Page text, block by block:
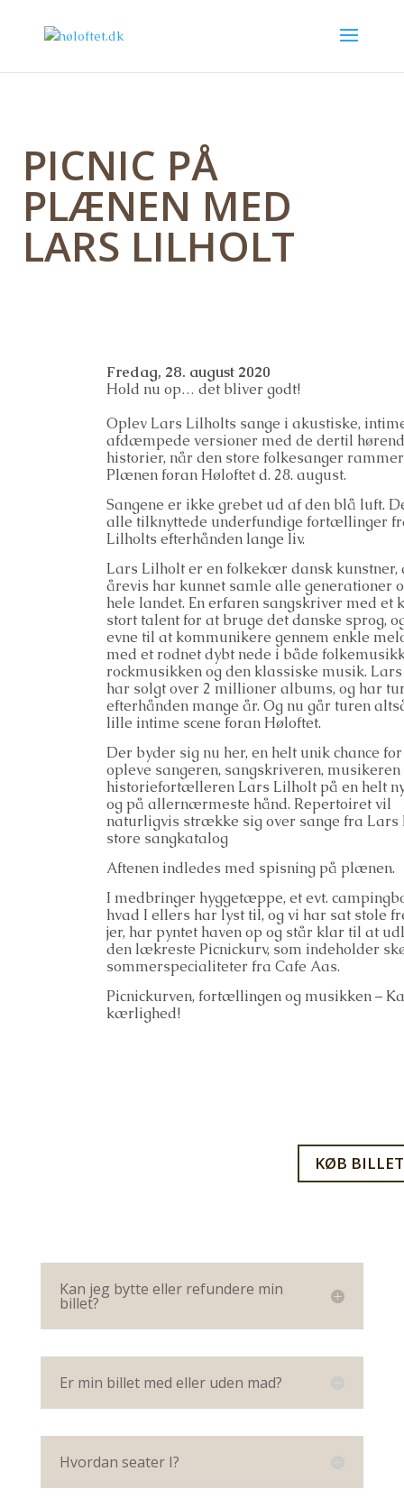
PICNIC PÅ
PLÆNEN MED
LARS LILHOLT
Fredag, 28. august 2020
Hold nu op… det bliver godt!
Oplev Lars Lilholts sange i akustiske,
afdæmpede versioner med de dertil
historier, når den store folkesanger rammer
Plænen foran Høloftet d. 28. august.
Sangene er ikke grebet ud af den blå luft.
alle tilknyttede underfundige fortællinger
Lilholts efterhånden lange liv.
Lars Lilholt er en folkekær dansk kunstner,
årevis har kunnet samle alle generationer
hele landet. En erfaren sangskriver med et
stort talent for at bruge det danske sprog,
evne til at kommunikere gennem enkle
med et rodnet dybt nede i både
rockmusikken og den klassiske musik.
har solgt over 2 millioner albums, og har
efterhånden mange år. Og nu går turen
lille intime scene foran Høloftet.
Der byder sig nu her, en helt unik chance
opleve sangeren, sangskriveren, musikeren
historiefortælleren Lars Lilholt på en helt
og på allernærmeste hånd. Repertoiret vil
naturligvis strække sig over sange fra Lars
store sangkatalog
Aftenen indledes med spisning på plænen.
I medbringer hyggetæppe, et evt.
hvad I ellers har lyst til, og vi har sat stole
jer, har pyntet haven op og står klar til at
den lækreste Picnickurv, som indeholder
sommerspecialiteter fra Cafe Aas.
Picnickurven, fortællingen og musikken –
kærlighed!
KØB
Kan jeg bytte eller refundere min
billet?
Er min billet med eller uden mad?
Hvordan seater I?